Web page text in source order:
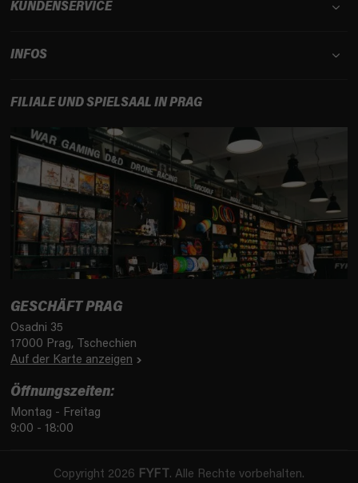
KUNDENSERVICE
INFOS
FILIALE UND SPIELSAAL IN PRAG
GESCHÄFT PRAG
Osadni 35
17000 Prag, Tschechien
Auf der Karte anzeigen
Öffnungszeiten:
Montag - Freitag
9:00 - 18:00
Copyright 2026 FYFT . Alle Rechte vorbehalten.